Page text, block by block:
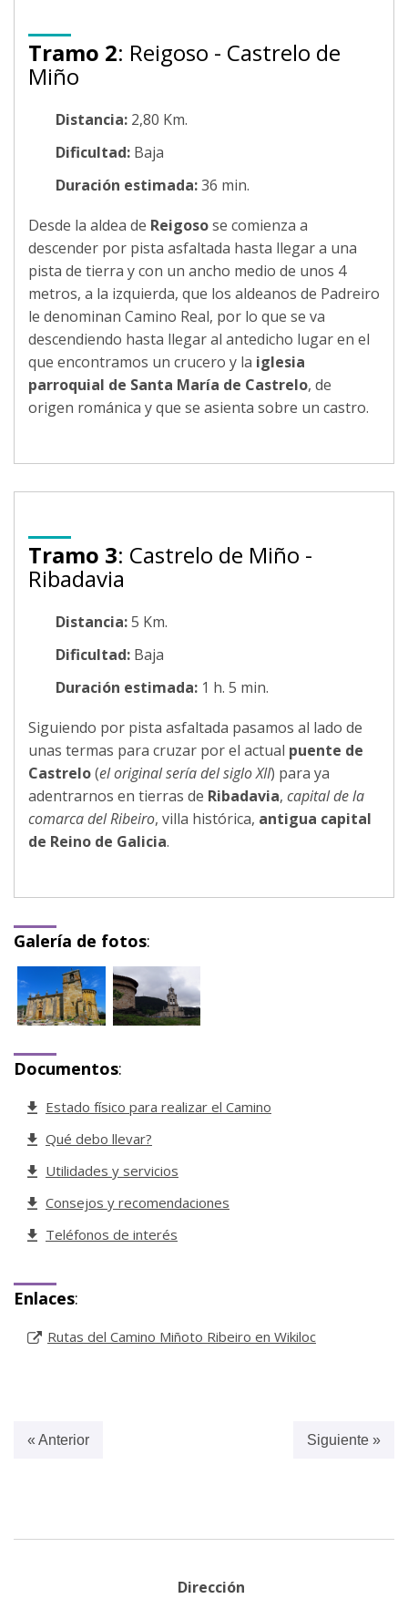
Tramo 2: Reigoso - Castrelo de
Miño
Distancia: 2,80 Km.
Dificultad: Baja
Duración estimada:36 min.
Desde la aldea de Reigosose comienza a
descender por pista asfaltada hasta llegar a una
pista de tierra y con un ancho medio de unos 4
metros, a la izquierda, que los aldeanos de Padreiro
le denominan Camino Real, por lo que se va
descendiendo hasta llegar al antedicho lugar en el
que encontramos un crucero y la iglesia
parroquial de Santa María de Castrelo, de
origen románica y que se asienta sobre un castro.
Tramo 3: Castrelo de Miño -
Ribadavia
Distancia:5 Km.
Dificultad: Baja
Duración estimada: 1 h. 5 min.
Siguiendo por pista asfaltada pasamos al lado de
unas termas para cruzar por el actual puente de
Castrelo(el original sería del siglo XII) para ya
adentrarnos en tierras de Ribadavia, capital de la
comarca del Ribeiro, villa histórica, antigua capital
de Reino de Galicia.
Galería de fotos:
Documentos:
Estado físico para realizar el Camino
Qué debo llevar?
Utilidades y servicios
Consejos y recomendaciones
Teléfonos de interés
Enlaces:
Rutas del Camino Miñoto Ribeiro en Wikiloc
Siguiente »
« Anterior
Dirección